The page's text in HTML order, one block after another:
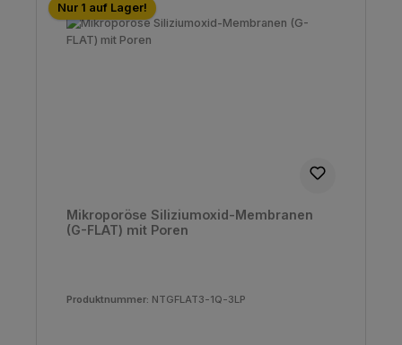
Nur 1 auf Lager!
Mikroporöse Siliziumoxid-Membranen
(G-FLAT) mit Poren
Produktnummer: NTGFLAT3-1Q-3LP